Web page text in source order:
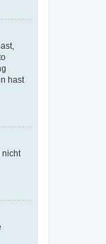
hast
nicht